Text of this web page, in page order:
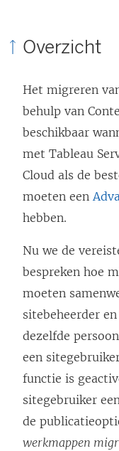
Overzicht
Het migreren
behulp van
beschikbaar
met Tableau
Cloud als de
moeten een
hebben.
Nu we de
bespreken hoe
moeten
sitebeheerder
dezelfde
een
functie is
sitegebruiker
de
werkmappen